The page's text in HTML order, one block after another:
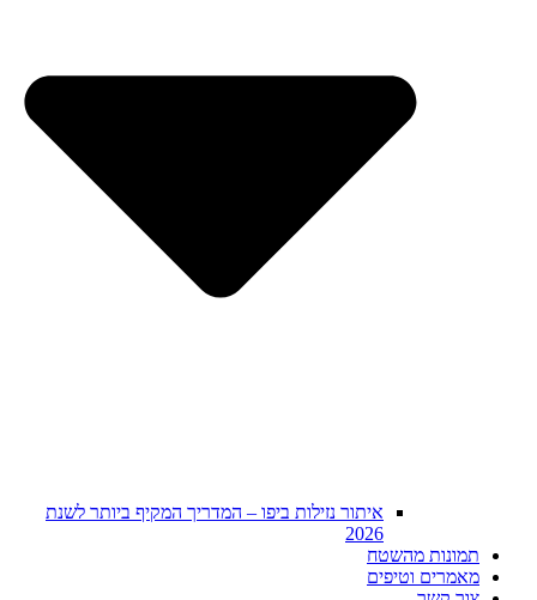
איתור נזילות ביפו – המדריך המקיף ביותר לשנת
2026
תמונות מהשטח
מאמרים וטיפים